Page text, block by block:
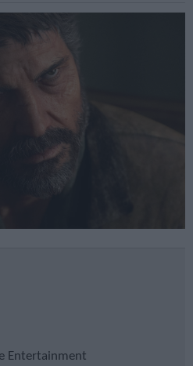
Entertainment